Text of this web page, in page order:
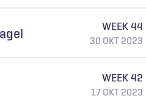
WEEK 44
30 OKT 2023
WEEK 42
17 OKT 2023